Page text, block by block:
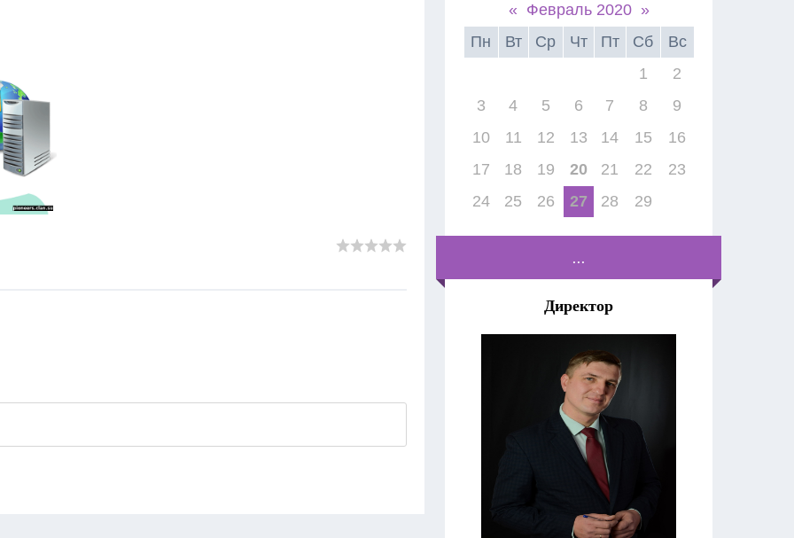
« Февраль 2020 »
Пн
Вт Ср Чт Пт Сб
Вс
1
2
3
4 5 6 7 8
9
10
11 12 13 14 15
16
17
18 19 20 21 22
23
24
25 26 27 28 29
...
Директор